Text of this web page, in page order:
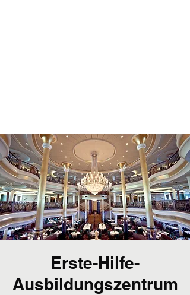
Erste-Hilfe-
Ausbildungszentrum